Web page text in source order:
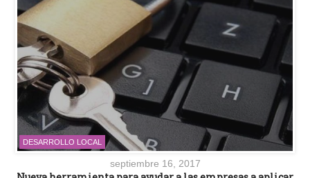
DESARROLLO LOCAL
septiembre 16, 2017